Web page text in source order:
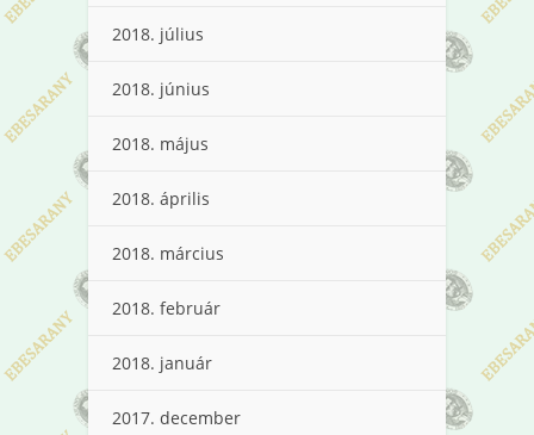
2018. július
2018. június
2018. május
2018. április
2018. március
2018. február
2018. január
2017. december